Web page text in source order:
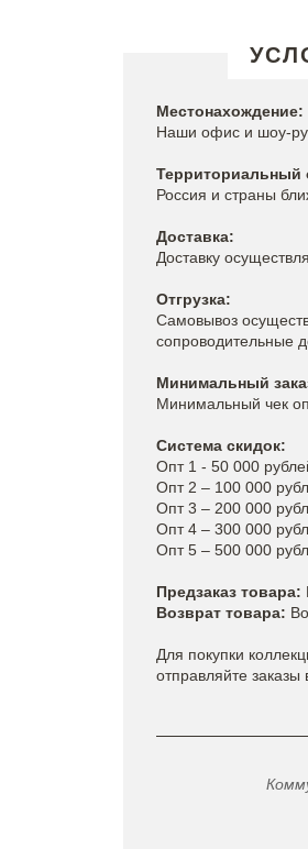
Местонахождение:
Наши офис и шоу-
Территориальный
Россия и страны
Доставка:
Доставку
Отгрузка:
Самовывоз
сопроводительные
Минимальный
Минимальный чек
Система скидок:
Опт 1 - 50 000
Опт 2 – 100 000
Опт 3 – 200 000
Опт 4 – 300 000
Опт 5 – 500 000
Предзаказ товара:
Возврат товара:
Для покупки
отправляйте заказы